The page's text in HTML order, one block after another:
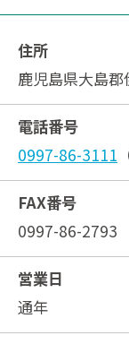
住所
鹿児島県大島郡
電話番号
0997-86-3111
FAX番号
0997-86-2793
営業日
通年